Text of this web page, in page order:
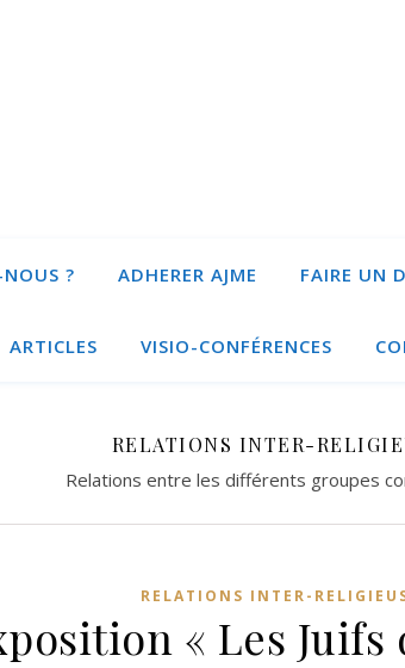
? ADHERER AJME FAIRE UN
ARTICLES VISIO-CONFÉRENCES
RELATIONS INTER-
Relations entre les différents groupes
RELATIONS INTER-
« Les